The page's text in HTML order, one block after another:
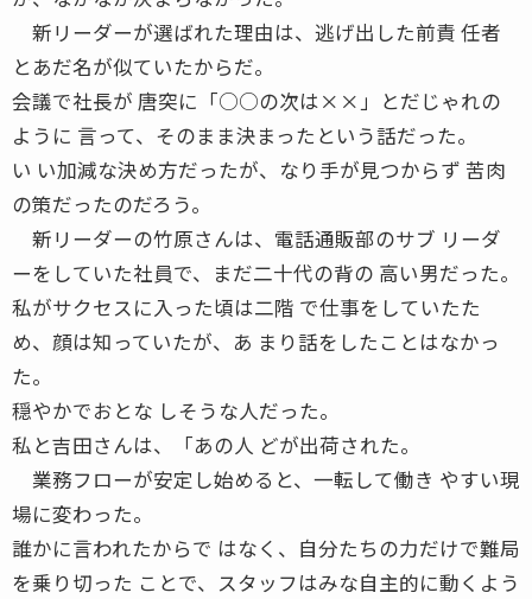
新リーダーが選ばれた理由は、逃げ出した前責 任者
とあだ名が似ていたからだ。
会議で社長が 唐突に「○○の次は××」とだじゃれの
ように 言って、そのまま決まったという話だった。
い い加減な決め方だったが、なり手が見つからず 苦肉
の策だったのだろう。
新リーダーの竹原さんは、電話通販部のサブ リーダ
ーをしていた社員で、まだ二十代の背の 高い男だった。
私がサクセスに入った頃は二階 で仕事をしていたた
め、顔は知っていたが、あ まり話をしたことはなかっ
た。
穏やかでおとな しそうな人だった。
私と吉田さんは、「あの人 どが出荷された。
業務フローが安定し始めると、一転して働き やすい現
場に変わった。
誰かに言われたからで はなく、自分たちの力だけで難局
を乗り切った ことで、スタッフはみな自主的に動くよう